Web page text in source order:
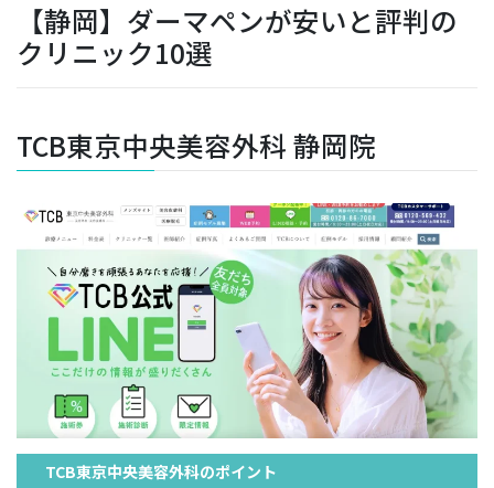
【静岡】ダーマペンが安いと評判の
クリニック10選
TCB東京中央美容外科 静岡院
TCB東京中央美容外科のポイント